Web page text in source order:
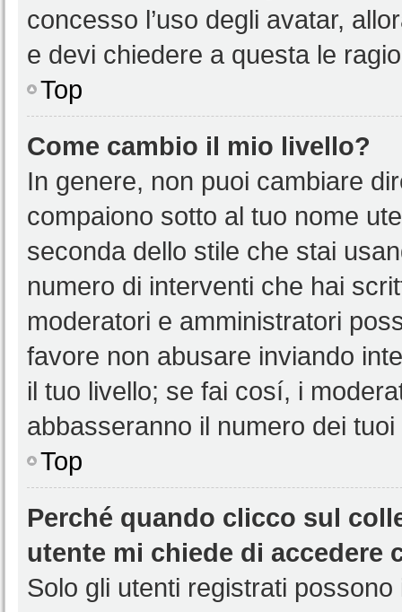
concesso l’uso degli avatar,
e devi chiedere a questa le
Top
Come cambio il mio livello?
In genere, non puoi cambiare
compaiono sotto al tuo nome
seconda dello stile che stai
numero di interventi che hai
moderatori e amministratori
favore non abusare inviando
il tuo livello; se fai cosí, i
abbasseranno il numero dei
Top
Perché quando clicco sul
utente mi chiede di accedere
Solo gli utenti registrati